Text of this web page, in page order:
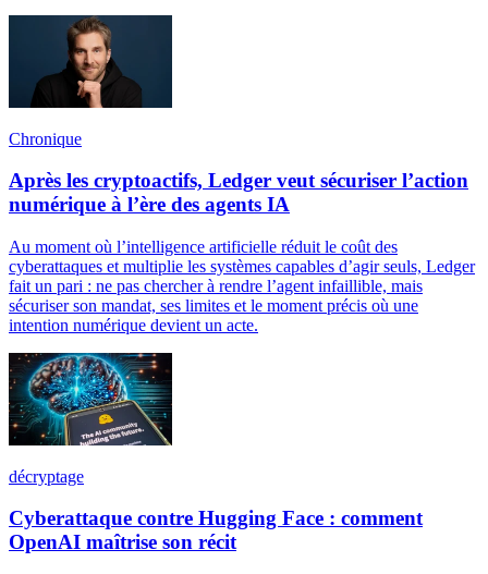
Chronique
Après les cryptoactifs, Ledger veut sécuriser l’action
numérique à l’ère des agents IA
Au moment où l’intelligence artificielle réduit le coût des
cyberattaques et multiplie les systèmes capables d’agir seuls, Ledger
fait un pari : ne pas chercher à rendre l’agent infaillible, mais
sécuriser son mandat, ses limites et le moment précis où une
intention numérique devient un acte.
décryptage
Cyberattaque contre Hugging Face : comment
OpenAI maîtrise son récit